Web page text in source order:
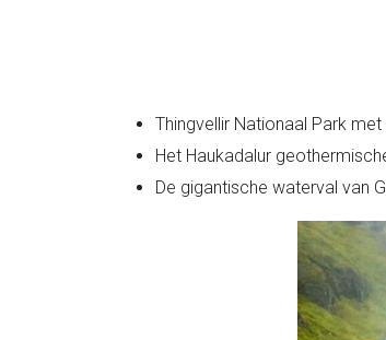
Thingvellir Nationaal Park
Het Haukadalur
De gigantische waterval van